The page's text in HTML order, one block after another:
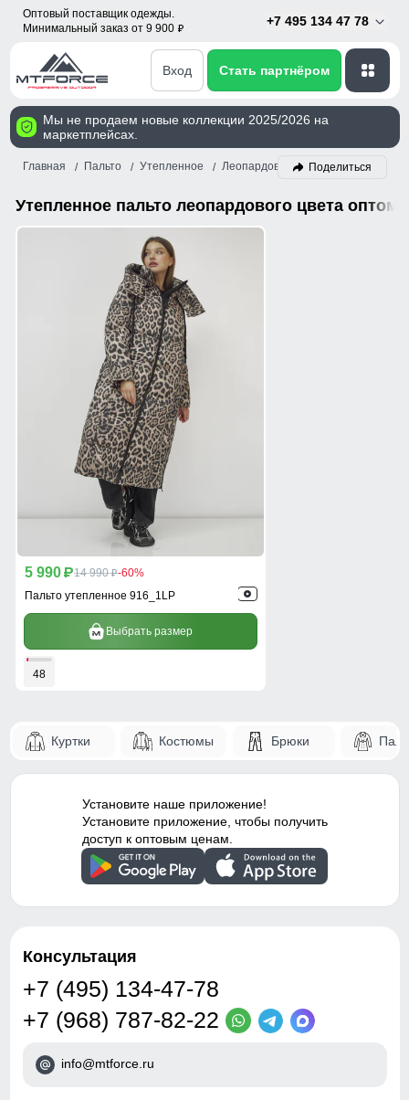
Оптовый поставщик одежды.
Минимальный заказ от 9 900 p
+7 495 134 47 78
Вход Стать партнёром
Мы не продаем новые коллекции 2025/2026 на
маркетплейсах.
Главная Пальто Утепленное Леопардовый Поделиться
Утепленное пальто леопардового цвета оптом
5 990 p14 990 p-60%
Пальто утепленное 916_1LP
Выбрать размер
48
Куртки Костюмы Брюки
Установите наше приложение!
Установите приложение, чтобы получить
доступ к оптовым ценам.
Консультация
+7 (495) 134-47-78
+7 (968) 787-82-22
info@mtforce.ru